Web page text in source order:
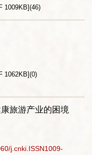
1009KB](46)
1062KB](0)
旅游产业的困境
j.cnki.ISSN1009-